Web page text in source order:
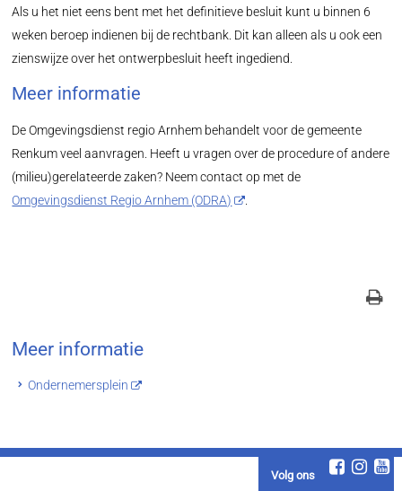
Als u het niet eens bent met het definitieve besluit kunt u binnen 6
weken beroep indienen bij de rechtbank. Dit kan alleen als u ook een
zienswijze over het ontwerpbesluit heeft ingediend.
Meer informatie
De Omgevingsdienst regio Arnhem behandelt voor de gemeente
Renkum veel aanvragen. Heeft u vragen over de procedure of andere
(milieu)gerelateerde zaken? Neem contact op met de
Omgevingsdienst Regio Arnhem (ODRA)
Meer informatie
Ondernemersplein
Volg ons